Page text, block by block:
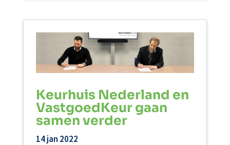
Keurhuis Nederland en
VastgoedKeur gaan
samen verder
14 jan 2022